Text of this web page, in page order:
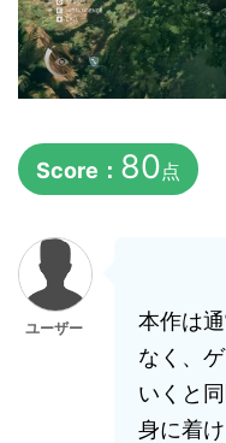
Score： 80点
ユーザー
本作は
なく、
いくと
身に着